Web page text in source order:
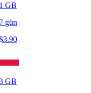
1 GB
7 gün
3.90
GB